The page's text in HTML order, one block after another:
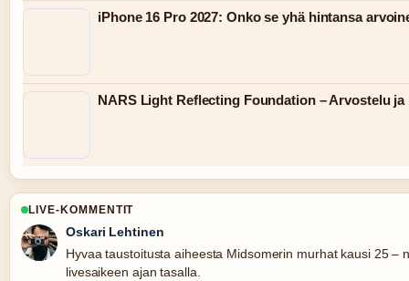
iPhone 16 Pro 2027: Onko se yhä hintansa
NARS Light Reflecting Foundation – Arvostelu ja
LIVE-KOMMENTIT
Oskari Lehtinen
Hyvaa taustoitusta aiheesta Midsomerin murhat kausi 25 –
livesaikeen ajan tasalla.